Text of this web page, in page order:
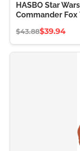
HASBO Star
Commander Fox
$43.88$39.94